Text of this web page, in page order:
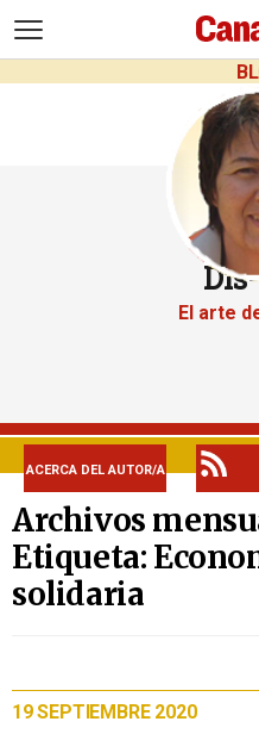
El arte
ACERCA DEL AUTOR/A
Archivos
Etiqueta:
solidaria
19 SEPTIEMBRE 2020